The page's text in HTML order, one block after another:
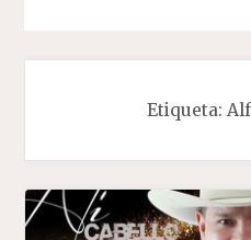
Etiqueta: